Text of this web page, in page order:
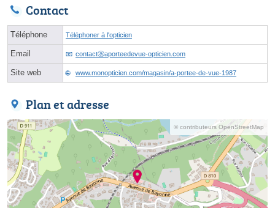
Contact
Téléphone Téléphoner à l'opticien
Email contactⓐaporteedevue-opticien.com
Site web www.monopticien.com/magasin/a-portee-de-vue-1987
Plan et adresse
© contributeurs OpenStreetMap